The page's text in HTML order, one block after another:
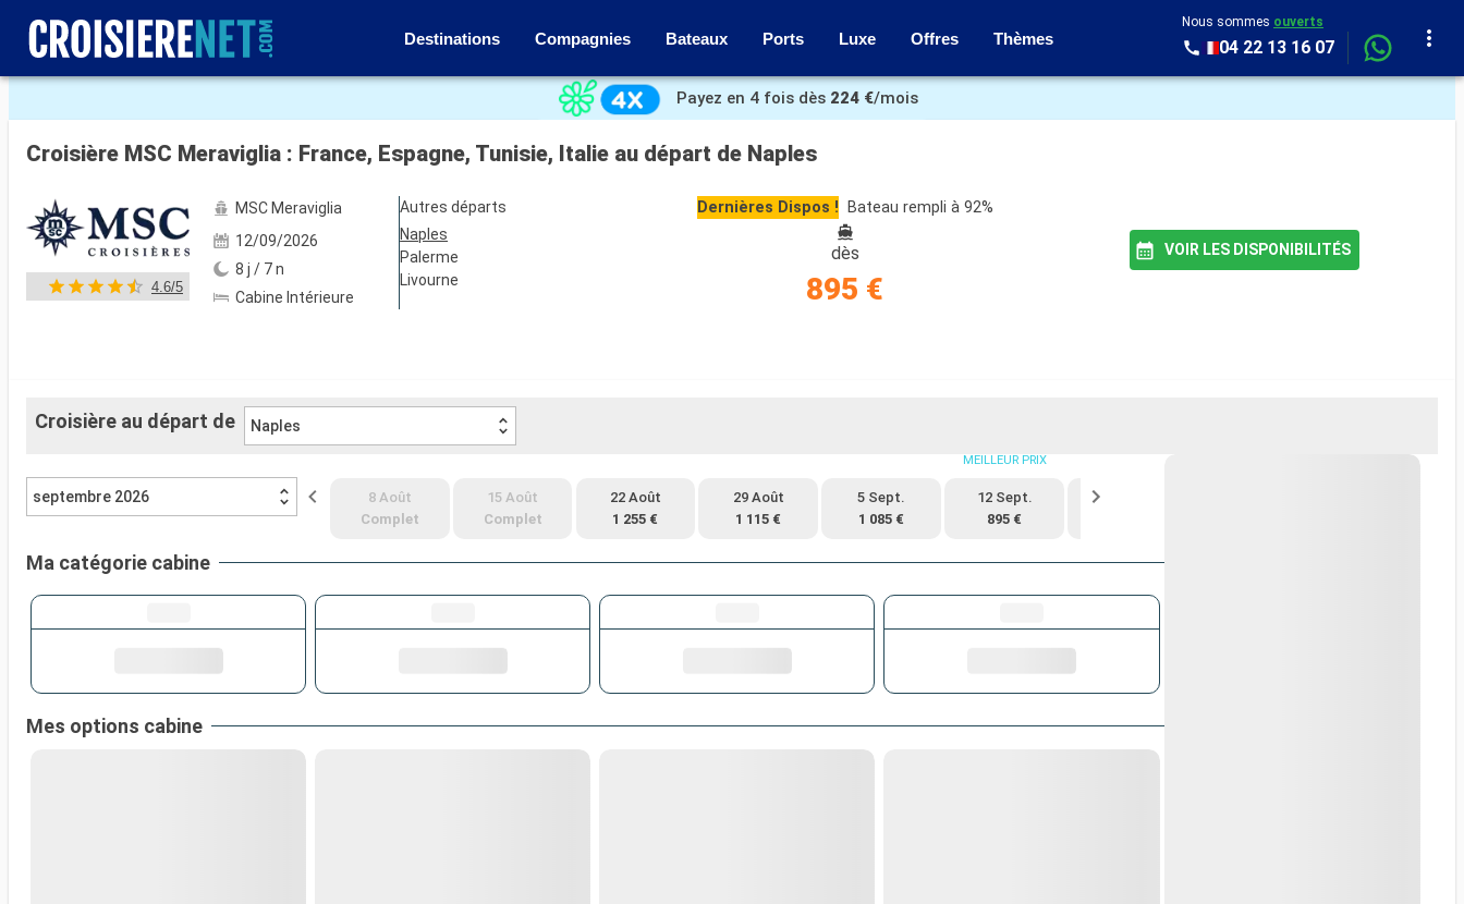
Destinations Compagnies Bateaux Ports Luxe Offres Thèmes
Nous sommes ouverts
04 22 13 16 07
Voir les 140 autres photos
Payez en 4 fois dès 224 €/mois
Croisière MSC Meraviglia : France, Espagne, Tunisie, Italie au départ de Naples
4.6/5
MSC Meraviglia
12/09/2026
8 j / 7 n
Cabine Intérieure
Autres départs
Naples
Palerme
Livourne
Dernières Dispos ! Bateau rempli à 92%
dès
895 €
VOIR LES DISPONIBILITÉS
Croisière au départ de Naples
septembre 2026
8 Août
Complet
15 Août
Complet
22 Août
1 255 €
29 Août
1 115 €
5 Sept.
1 085 €
MEILLEUR PRIX
12 Sept.
895 €
19 Sept.
Ma catégorie cabine
Mes options cabine